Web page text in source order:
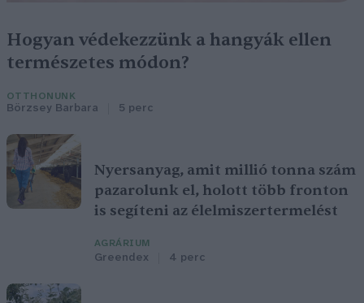
Hogyan védekezzünk a hangyák ellen
természetes módon?
OTTHONUNK
Börzsey Barbara 5 perc
Nyersanyag, amit millió tonna szám
pazarolunk el, holott több fronton
is segíteni az élelmiszertermelést
AGRÁRIUM
Greendex 4 perc